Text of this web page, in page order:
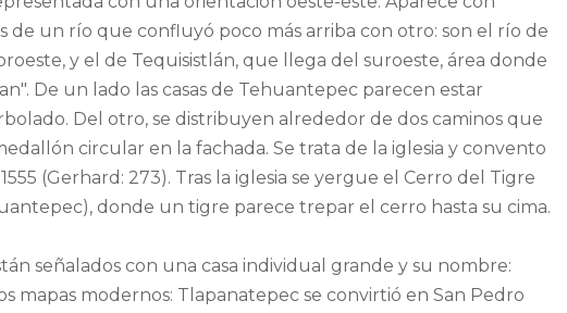
de un río que confluyó poco más arriba con otro: son el río de
y el de Tequisistlán, que llega del suroeste, área donde
De un lado las casas de Tehuantepec parecen estar
Del otro, se distribuyen alrededor de dos caminos que
circular en la fachada. Se trata de la iglesia y convento
(Gerhard: 273). Tras la iglesia se yergue el Cerro del Tigre
donde un tigre parece trepar el cerro hasta su cima.
señalados con una casa individual grande y su nombre:
mapas modernos: Tlapanatepec se convirtió en San Pedro